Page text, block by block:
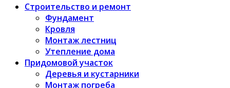
Строительство и ремонт
Фундамент
Кровля
Монтаж лестниц
Утепление дома
Придомовой участок
Деревья и кустарники
Монтаж погреба